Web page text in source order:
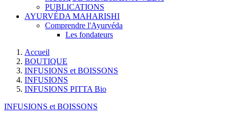
PUBLICATIONS
AYURVÉDA MAHARISHI
Comprendre l'Ayurvéda
Les fondateurs
Accueil
BOUTIQUE
INFUSIONS et BOISSONS
INFUSIONS
INFUSIONS PITTA Bio
INFUSIONS et BOISSONS